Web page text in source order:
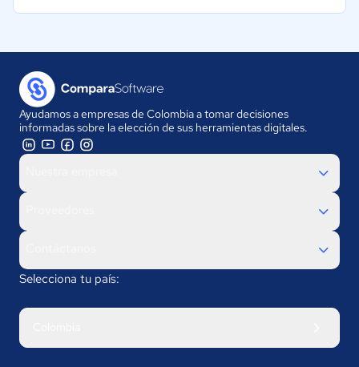
Ayudamos a empresas de Colombia a tomar decisiones
informadas sobre la elección de sus herramientas digitales.
Selecciona tu país: